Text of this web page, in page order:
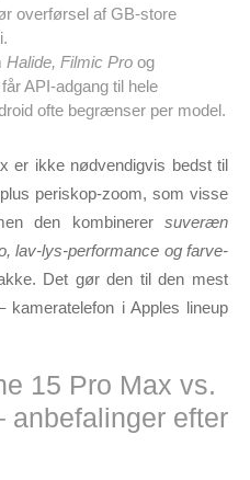
overførsel af GB-store
Halide, Filmic Pro og
får API-adgang til hele
ofte begrænser per model.
er ikke nødvendigvis bedst til
periskop-zoom, som visse
den kombinerer suveræn
lav-lys-performance og farve­
Det gør den til den mest
kameratelefon i Apples lineup
15 Pro Max vs.
anbefalinger efter